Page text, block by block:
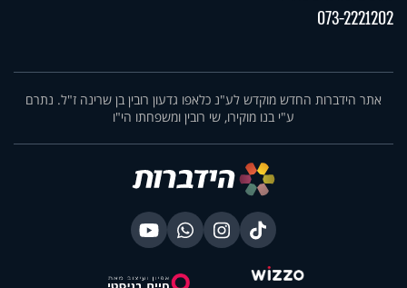
073-2221202
אתר הידברות החדש מוקדש לע"נ כלאפו גדעון רובין בן שרינה ז"ל. נתרם
ע"י בנו מוקירו, שי רובין ומשפחתו הי"ו